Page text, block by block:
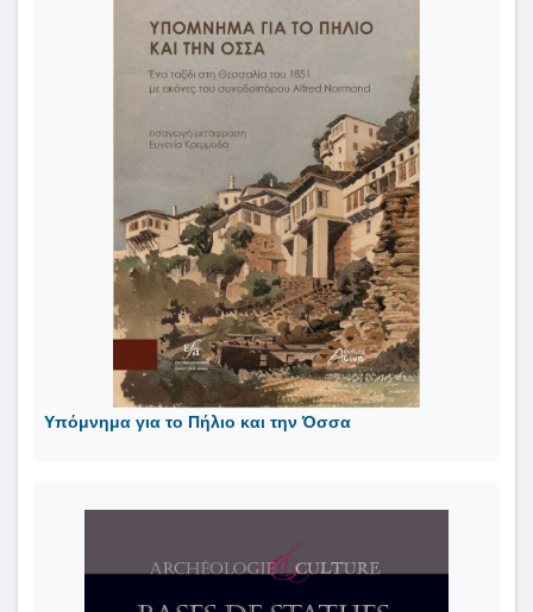
Υπόμνημα για το Πήλιο και την Όσσα